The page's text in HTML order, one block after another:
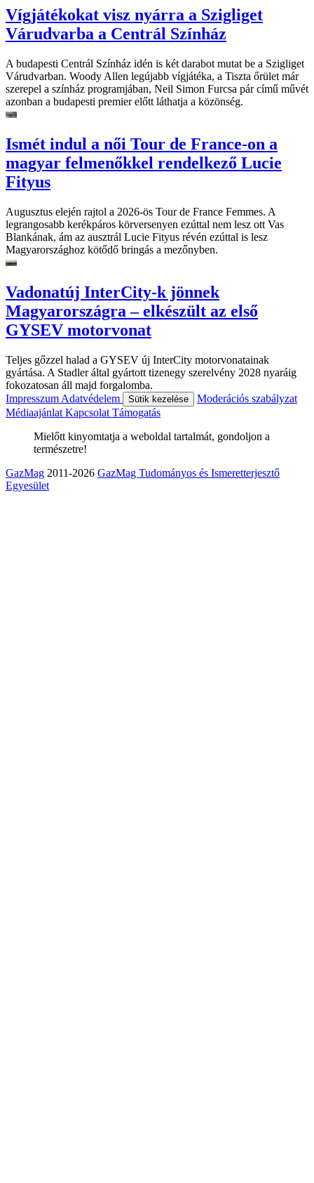
Vígjátékokat visz nyárra a Szigliget
Várudvarba a Centrál Színház
A budapesti Centrál Színház idén is két darabot mutat be a Szigliget
Várudvarban. Woody Allen legújabb vígjátéka, a Tiszta őrület már
szerepel a színház programjában, Neil Simon Furcsa pár című művét
azonban a budapesti premier előtt láthatja a közönség.
Ismét indul a női Tour de France-on a
magyar felmenőkkel rendelkező Lucie
Fityus
Augusztus elején rajtol a 2026-ös Tour de France Femmes. A
legrangosabb kerékpáros körversenyen ezúttal nem lesz ott Vas
Blankának, ám az ausztrál Lucie Fityus révén ezúttal is lesz
Magyarországhoz kötődő bringás a mezőnyben.
Vadonatúj InterCity-k jönnek
Magyarországra – elkészült az első
GYSEV motorvonat
Teljes gőzzel halad a GYSEV új InterCity motorvonatainak
gyártása. A Stadler által gyártott tizenegy szerelvény 2028 nyaráig
fokozatosan áll majd forgalomba.
Impresszum Adatvédelem Sütik kezelése
Moderációs szabályzat
Médiaajánlat Kapcsolat Támogatás
Mielőtt kinyomtatja a weboldal tartalmát, gondoljon a
természetre!
GazMag 2011-2026 GazMag Tudományos és Ismeretterjesztő
Egyesület